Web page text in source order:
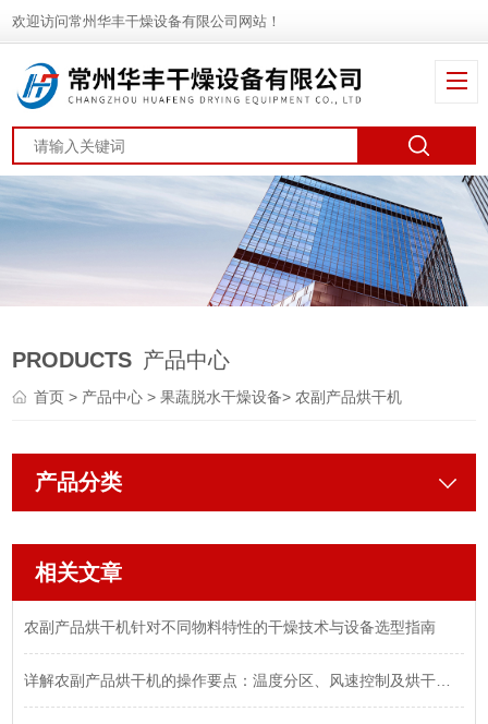
欢迎访问常州华丰干燥设备有限公司网站！
PRODUCTS 产品中心
首页> 产品中心>果蔬脱水干燥设备>农副产品烘干机
产品分类
相关文章
农副产品烘干机针对不同物料特性的干燥技术与设备选型指南
详解农副产品烘干机的操作要点：温度分区、风速控制及烘干时间的设定